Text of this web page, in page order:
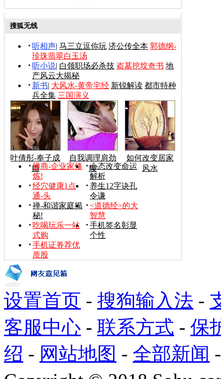
搜狐无线
听相声| 马三立逗你玩 济公传全本 郭德纲-
珍珠翡翠白玉汤
听小说| 白领职场必杀技 盗墓挖坟奇书 地
产风云大揭秘
新书| 大风水-黄帝宅经 新锐解读 都市特种
兵全集 三国演义
叶倩彤-奉子成
婚
自我调理肩劲
腰
如何改变居家
风水
禅商-企业家修
炼!
心态改变命运
解析
经穴健康1点
通-头
养生12字诀孔
令谦
禅-和谐家庭揭
秘!
<道德经>的大
智慧
吃喝玩乐一站
式购
手机签名彰显
个性
手机证券荐优
质股
设置首页 - 搜狗输入法 -
客服中心 - 联系方式 - 保
绍 - 网站地图 - 全部新闻